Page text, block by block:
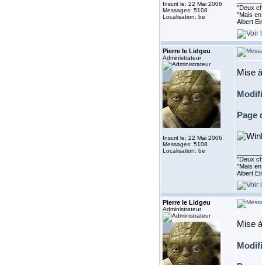
Inscrit le: 22 Mai 2006
Messages: 5108
Localisation: be
''Deux
"Mais
Albert
Pierre le Lidgeu
Administrateur
Inscrit le: 22 Mai 2006
Messages: 5108
Localisation: be
Mise
Page
''Deux
"Mais
Albert
Pierre le Lidgeu
Administrateur
Mise